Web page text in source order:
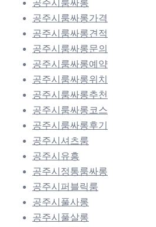
공주시룸싸롱
공주시룸싸롱가격
공주시룸싸롱견적
공주시룸싸롱문의
공주시룸싸롱예약
공주시룸싸롱위치
공주시룸싸롱추천
공주시룸싸롱코스
공주시룸싸롱후기
공주시셔츠룸
공주시유흥
공주시정통룸싸롱
공주시퍼블릭룸
공주시풀사롱
공주시풀살롱